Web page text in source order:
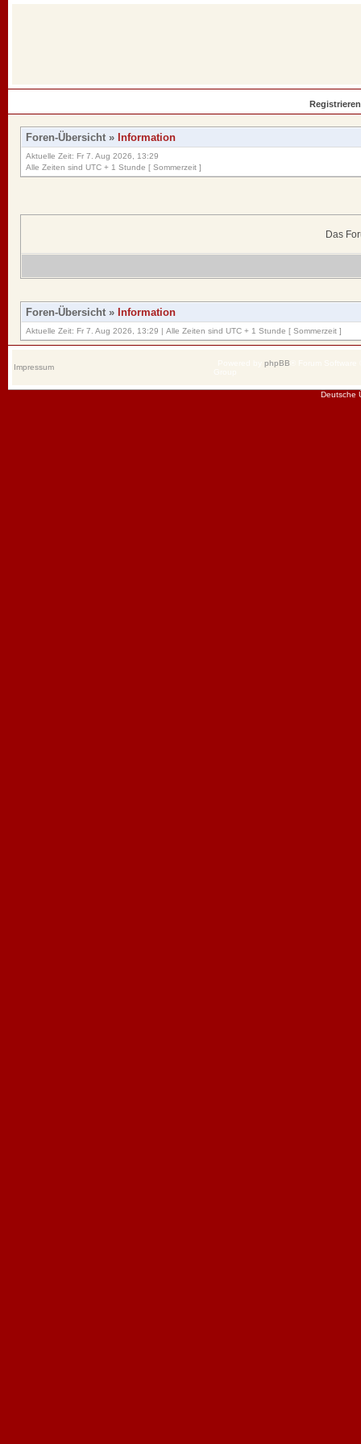
Registrieren
Foren-Übersicht » Information
Aktuelle Zeit: Fr 7. Aug 2026, 13:29
Alle Zeiten sind UTC + 1 Stunde [ Sommerzeit ]
Das
Foren-Übersicht » Information
Aktuelle Zeit: Fr 7. Aug 2026, 13:29 | Alle Zeiten sind UTC + 1 Stunde [ Sommerzeit ]
Impressum phpBB
Deutsche